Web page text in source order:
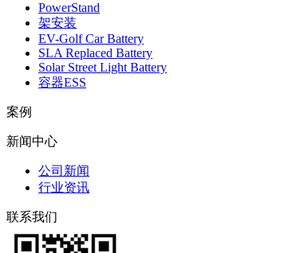
PowerStand
架安装
EV-Golf Car Battery
SLA Replaced Battery
Solar Street Light Battery
容器ESS
案例
新闻中心
公司新闻
行业资讯
联系我们